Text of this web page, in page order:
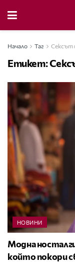
Начало Таг Сексът
Етикет:
НОВИНИ
Модна
който покори